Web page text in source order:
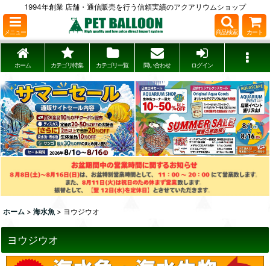
1994年創業 店舗・通信販売を行う信頼実績のアクアリウムショップ
メニュー 商品検索 カート
ホーム カテゴリ特集 カテゴリ一覧 問い合わせ ログイン
ホーム > 海水魚 > ヨウジウオ
ヨウジウオ